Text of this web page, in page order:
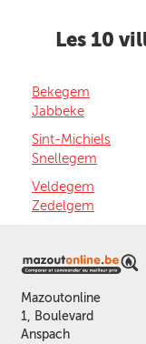
Les 10
Bekegem
Jabbeke
Sint-Michiels
Snellegem
Veldegem
Zedelgem
Mazoutonline
1, Boulevard
Anspach